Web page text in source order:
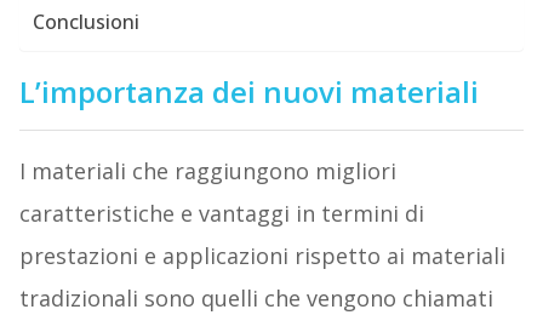
Conclusioni
L’importanza dei nuovi materiali
I materiali che raggiungono migliori
caratteristiche e vantaggi in termini di
prestazioni e applicazioni rispetto ai materiali
tradizionali sono quelli che vengono chiamati